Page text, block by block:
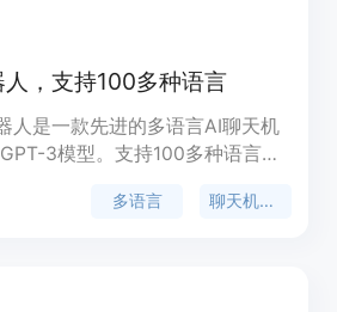
，支持100多种语言
人是一款先进的多语言AI聊天机
3模型。支持100多种语言，
机器人对话。多语言 聊天机器人